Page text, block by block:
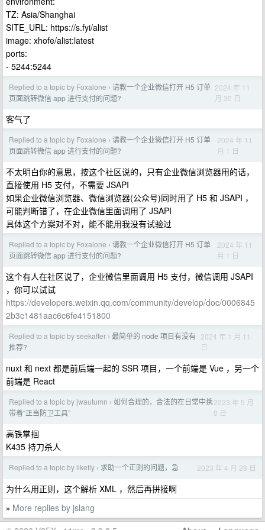
TZ: Asia/Shanghai
SITE_URL: https://s.fyi/alist
image: xhofe/alist:latest
ports:
- 5244:5244
Replied to a topic by Foxalone › 请教一个企业微信打开 H5 订单
页面跳转微信 app 进行支付的问题?
2024 年 11
月 30 日
客气了
Replied to a topic by Foxalone › 请教一个企业微信打开 H5 订单
页面跳转微信 app 进行支付的问题?
2024 年 11
月 1 日
不太明白你的意思，按这个社区说的，只有企业微信浏览器用的话，
直接使用 H5 支付，不需要 JSAPI
如果企业微信浏览器、微信浏览器(公众号)同时用了 H5 和 JSAPI ，
可能判断错了，在企业微信里面调用了 JSAPI
具体这个方案对不对，能不能用我没有试验过
Replied to a topic by Foxalone › 请教一个企业微信打开 H5 订单
页面跳转微信 app 进行支付的问题?
2024 年 11
月 1 日
这个有人在社区说了，企业微信里面调用 H5 支付，微信调用 JSAPI
，你可以试试
https://developers.weixin.qq.com/community/develop/doc/0006845
2b3c1481aac6c6fe4151800
Replied to a topic by seekafter › 最简单的 node 项目有没有
推荐?
2024 年 1 月 11
日
nuxt 和 next 都是前后端一起的 SSR 项目，一个前端是 Vue ，另一个
前端是 React
Replied to a topic by jwautumn › 如何合理的，合法的在日常中携
带着“正当防卫工具”
2023 年 5 月
8 日
高铁掌掴
K435 持刀杀人
Replied to a topic by likefly › 求助一个正则的问题，急 2023 年 4 月 28 日
为什么用正则，这个解析 XML ，然后再拼接啊
» More replies by jslang